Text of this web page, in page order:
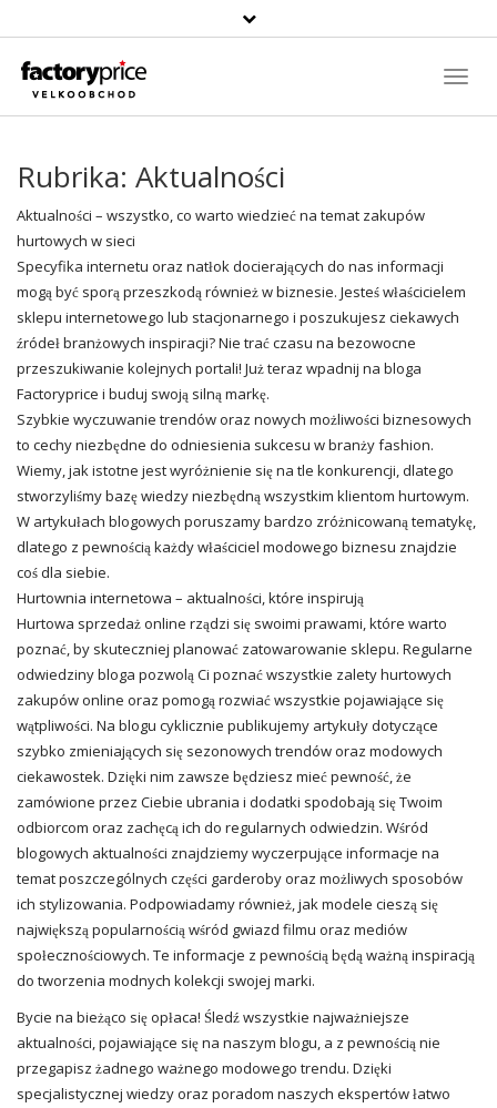
Vyhledávání
Rubrika: Aktualności
Aktualności – wszystko, co warto wiedzieć na temat zakupów
hurtowych w sieci
Specyfika internetu oraz natłok docierających do nas informacji
mogą być sporą przeszkodą również w biznesie. Jesteś właścicielem
sklepu internetowego lub stacjonarnego i poszukujesz ciekawych
źródeł branżowych inspiracji? Nie trać czasu na bezowocne
przeszukiwanie kolejnych portali! Już teraz wpadnij na bloga
Factoryprice i buduj swoją silną markę.
Szybkie wyczuwanie trendów oraz nowych możliwości biznesowych
to cechy niezbędne do odniesienia sukcesu w branży fashion.
Wiemy, jak istotne jest wyróżnienie się na tle konkurencji, dlatego
stworzyliśmy bazę wiedzy niezbędną wszystkim klientom hurtowym.
W artykułach blogowych poruszamy bardzo zróżnicowaną tematykę,
dlatego z pewnością każdy właściciel modowego biznesu znajdzie
coś dla siebie.
Hurtownia internetowa – aktualności, które inspirują
Hurtowa sprzedaż online rządzi się swoimi prawami, które warto
poznać, by skuteczniej planować zatowarowanie sklepu. Regularne
odwiedziny bloga pozwolą Ci poznać wszystkie zalety hurtowych
zakupów online oraz pomogą rozwiać wszystkie pojawiające się
wątpliwości. Na blogu cyklicznie publikujemy artykuły dotyczące
szybko zmieniających się sezonowych trendów oraz modowych
ciekawostek. Dzięki nim zawsze będziesz mieć pewność, że
zamówione przez Ciebie ubrania i dodatki spodobają się Twoim
odbiorcom oraz zachęcą ich do regularnych odwiedzin. Wśród
blogowych aktualności znajdziemy wyczerpujące informacje na
temat poszczególnych części garderoby oraz możliwych sposobów
ich stylizowania. Podpowiadamy również, jak modele cieszą się
największą popularnością wśród gwiazd filmu oraz mediów
społecznościowych. Te informacje z pewnością będą ważną inspiracją
do tworzenia modnych kolekcji swojej marki.
Bycie na bieżąco się opłaca! Śledź wszystkie najważniejsze
aktualności, pojawiające się na naszym blogu, a z pewnością nie
przegapisz żadnego ważnego modowego trendu. Dzięki
specjalistycznej wiedzy oraz poradom naszych ekspertów łatwo